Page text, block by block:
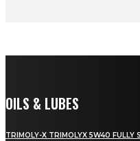
OILS & LUBES
TRIMOLY-X TRIMOLYX 5W40 FULLY